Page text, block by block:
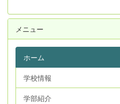
メニュー
ホーム
学校情報
学部紹介